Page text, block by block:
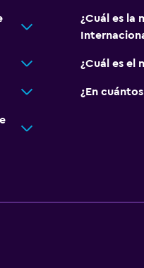
¿Cuál es la
¿Cuál es el
¿En